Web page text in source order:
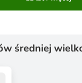
średniej